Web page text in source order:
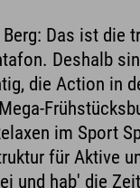
Das ist die
Deshalb
die Action in
im Sport
für Aktive
und hab' die